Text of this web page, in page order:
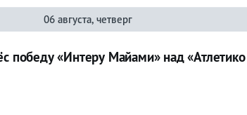
06 августа, четверг
победу «Интеру Майами» над «Атлетико